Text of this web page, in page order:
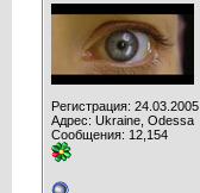
Регистрация: 24.03.2005
Адрес: Ukraine, Odessa
Сообщения: 12,154